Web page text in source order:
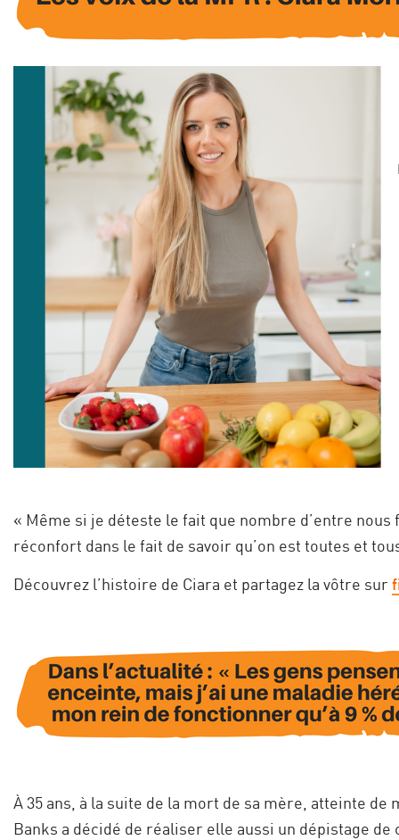
« Même si je déteste le fait que nombre d’entre
réconfort dans le fait de savoir qu’on est toutes et
Découvrez l’histoire de Ciara et partagez la vôtre sur
À 35 ans, à la suite de la mort de sa mère, atteinte
Banks a décidé de réaliser elle aussi un dépistage